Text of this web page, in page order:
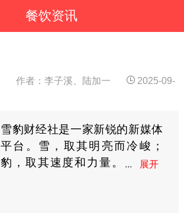
餐饮资讯
作者：李子溪、陆加一
2025-09-
雪豹财经社是一家新锐的新媒体
平台。雪，取其明亮而冷峻；
豹，取其速度和力量。